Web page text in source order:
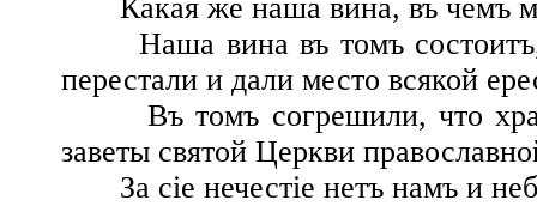
Какая же наша вина, въ чемъ
Наша вина въ томъ состоитъ,
перестали и дали место всякой
Въ томъ согрешили, что
заветы святой Церкви
За сіе нечестіе нетъ намъ и